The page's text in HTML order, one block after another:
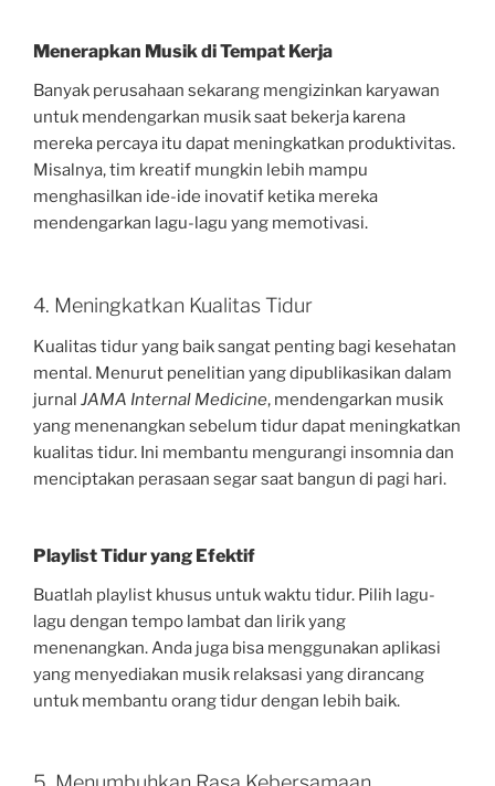
Menerapkan Musik di Tempat Kerja
Banyak perusahaan sekarang mengizinkan karyawan
untuk mendengarkan musik saat bekerja karena
mereka percaya itu dapat meningkatkan produktivitas.
Misalnya, tim kreatif mungkin lebih mampu
menghasilkan ide-ide inovatif ketika mereka
mendengarkan lagu-lagu yang memotivasi.
4. Meningkatkan Kualitas Tidur
Kualitas tidur yang baik sangat penting bagi kesehatan
mental. Menurut penelitian yang dipublikasikan dalam
jurnal JAMA Internal Medicine, mendengarkan musik
yang menenangkan sebelum tidur dapat meningkatkan
kualitas tidur. Ini membantu mengurangi insomnia dan
menciptakan perasaan segar saat bangun di pagi hari.
Playlist Tidur yang Efektif
Buatlah playlist khusus untuk waktu tidur. Pilih lagu-
lagu dengan tempo lambat dan lirik yang
menenangkan. Anda juga bisa menggunakan aplikasi
yang menyediakan musik relaksasi yang dirancang
untuk membantu orang tidur dengan lebih baik.